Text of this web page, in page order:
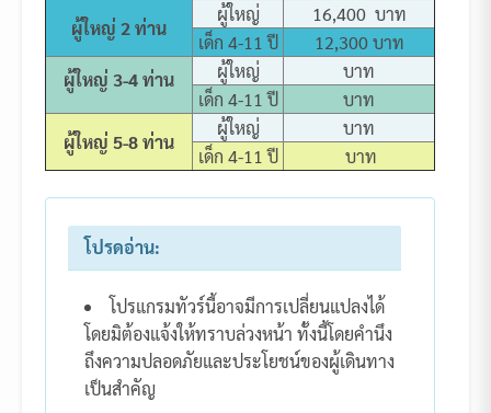
ผู้ใหญ่ 2 ท่าน
ผู้ใหญ่
16,400 บาท
เด็ก 4-11 ปี
12,300 บาท
ผู้ใหญ่ 3-4 ท่าน
ผู้ใหญ่
บาท
เด็ก 4-11 ปี
บาท
ผู้ใหญ่ 5-8 ท่าน
ผู้ใหญ่
บาท
เด็ก 4-11 ปี
บาท
โปรดอ่าน:
โปรแกรมทัวร์นี้อาจมีการเปลี่ยนแปลงได้
โดยมิต้องแจ้งให้ทราบล่วงหน้า ทั้งนี้โดยคำนึง
ถึงความปลอดภัยและประโยชน์ของผู้เดินทาง
เป็นสำคัญ